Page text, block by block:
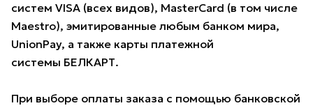
систем VISA (всех видов), MasterCard (в том числе
Maestro), эмитированные любым банком мира,
UnionPay, а также карты платежной
системы БЕЛКАРТ.
При выборе оплаты заказа с помощью банковской